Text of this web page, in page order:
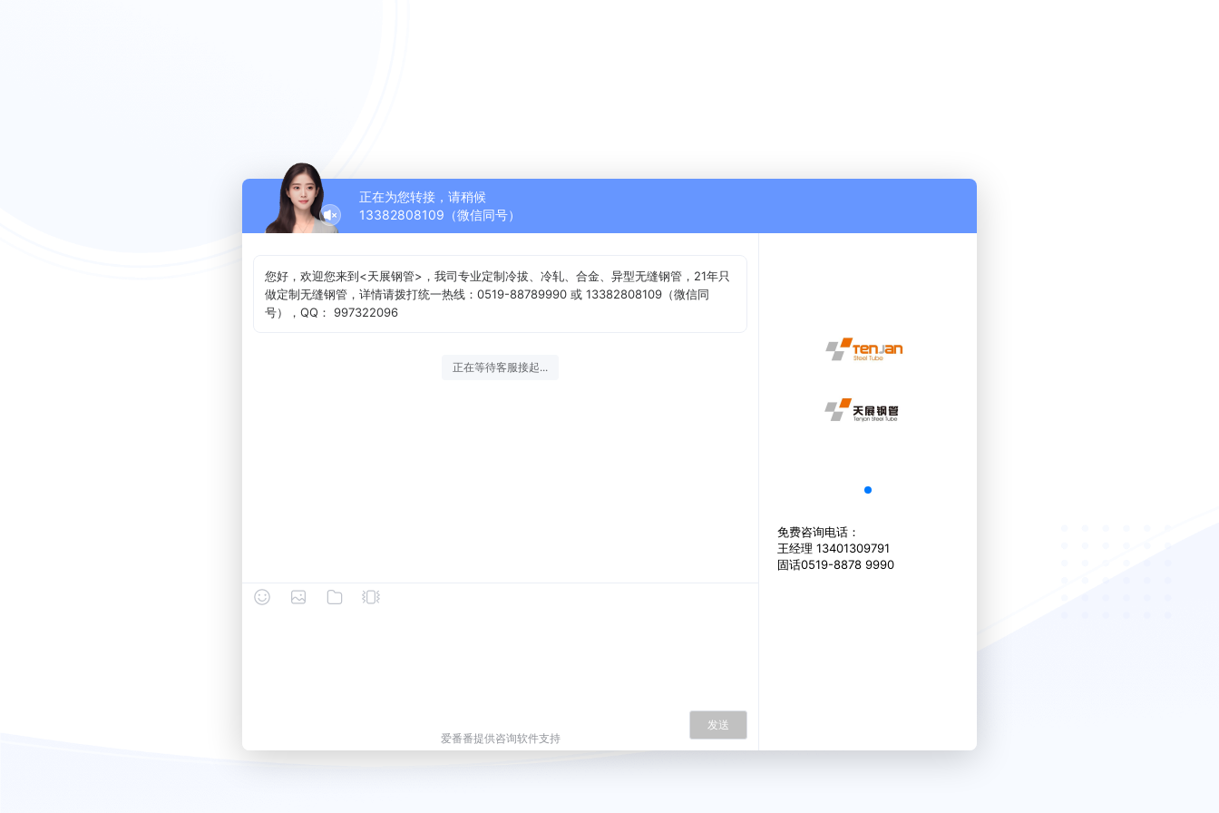
正在为您转接，请稍候
13382808109（微信同号）
您好，欢迎您来到<天展钢管>，我司专业定制冷拔、冷轧、合金、异型无缝钢管，21年只
做定制无缝钢管，详情请拨打统一热线：0519-88789990 或 13382808109（微信同
号），QQ： 997322096
正在等待客服接起...
发送
免费咨询电话：
王经理 13401309791
固话0519-8878 9990